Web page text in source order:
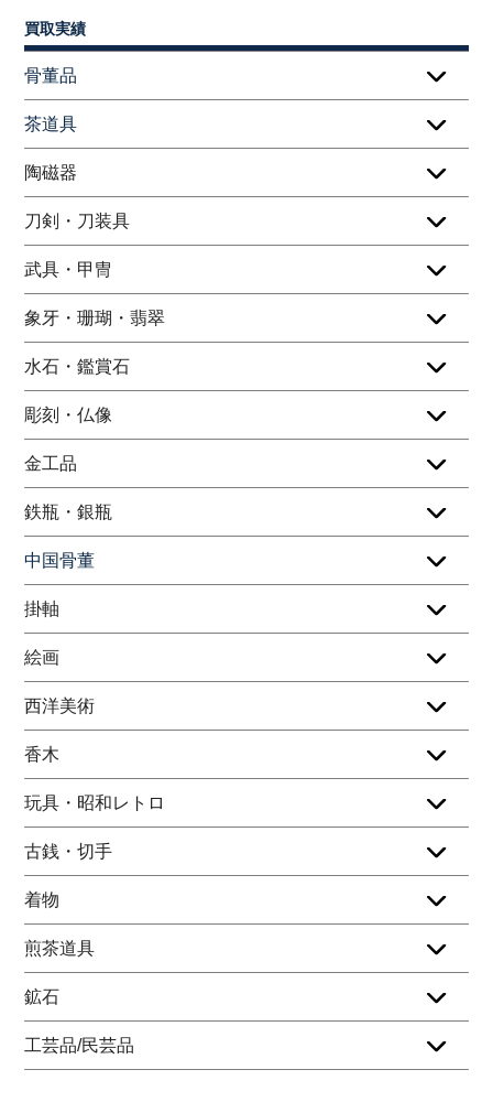
買取実績
骨董品
茶道具
陶磁器
刀剣・刀装具
武具・甲冑
象牙・珊瑚・翡翠
水石・鑑賞石
彫刻・仏像
金工品
鉄瓶・銀瓶
中国骨董
掛軸
絵画
西洋美術
香木
玩具・昭和レトロ
古銭・切手
着物
煎茶道具
鉱石
工芸品/民芸品